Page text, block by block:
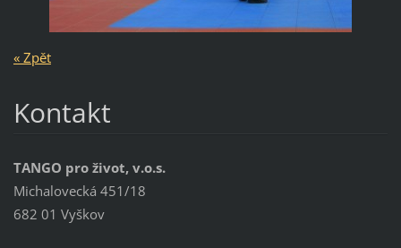
« Zpět
Kontakt
TANGO pro život, v.o.s.
Michalovecká 451/18
682 01 Vyškov